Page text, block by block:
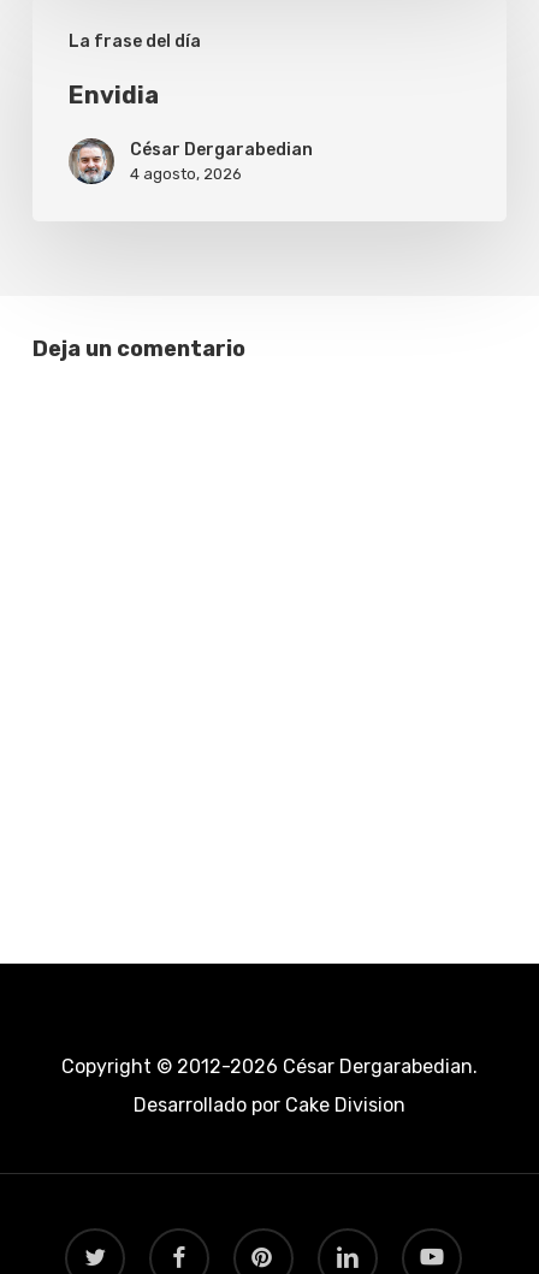
La frase del día
Envidia
César Dergarabedian
4 agosto, 2026
Deja un comentario
Copyright © 2012-2026 César Dergarabedian.
Desarrollado porCake Division
twitter facebook pinterest linkedin youtube